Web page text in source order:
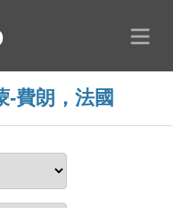
-費朗，法國